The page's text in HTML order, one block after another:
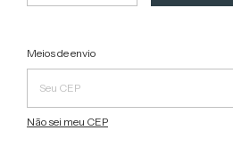
Entregas para o CEP:
Meios de envio
Não sei meu CEP